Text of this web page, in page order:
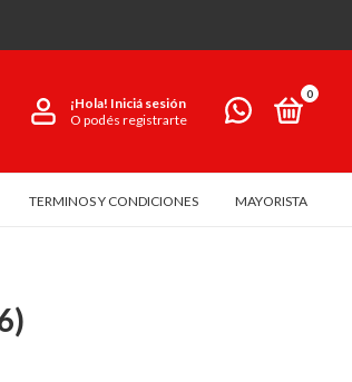
¡Hola! Iniciá sesión
O podés registrarte
0
TERMINOS Y CONDICIONES MAYORISTA